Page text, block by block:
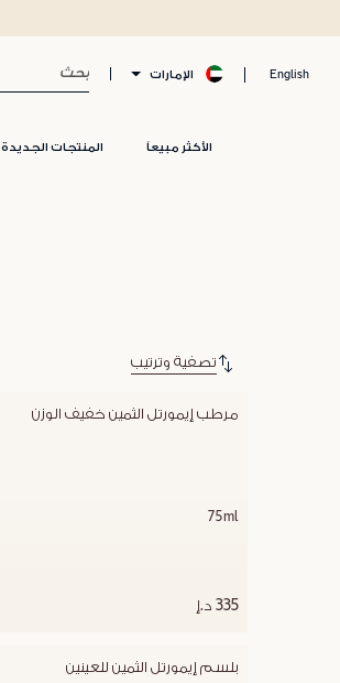
English الإمارات
الأكثر مبيعاً المنتجات الجديدة
تصفية وترتيب
مرطب إيمورتل الثمين خفيف الوزن
75ml
335 د.إ
بلسم إيمورتل الثمين للعينين